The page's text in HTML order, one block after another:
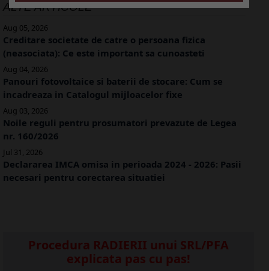
ALTE ARTICOLE
Aug 05, 2026
Creditare societate de catre o persoana fizica
(neasociata): Ce este important sa cunoasteti
Aug 04, 2026
Panouri fotovoltaice si baterii de stocare: Cum se
incadreaza in Catalogul mijloacelor fixe
Aug 03, 2026
Noile reguli pentru prosumatori prevazute de Legea
nr. 160/2026
Jul 31, 2026
Declararea IMCA omisa in perioada 2024 - 2026: Pasii
necesari pentru corectarea situatiei
Procedura RADIERII unui SRL/PFA
explicata pas cu pas!